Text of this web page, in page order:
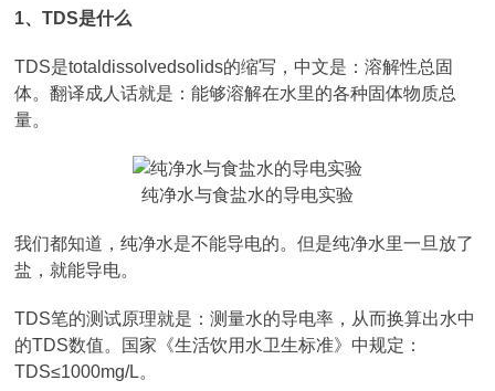
1、TDS是什么
TDS是totaldissolvedsolids的缩写，中文是：溶解性总固
体。翻译成人话就是：能够溶解在水里的各种固体物质总
量。
纯净水与食盐水的导电实验
我们都知道，纯净水是不能导电的。但是纯净水里一旦放了
盐，就能导电。
TDS笔的测试原理就是：测量水的导电率，从而换算出水中
的TDS数值。国家《生活饮用水卫生标准》中规定：
TDS≤1000mg/L。